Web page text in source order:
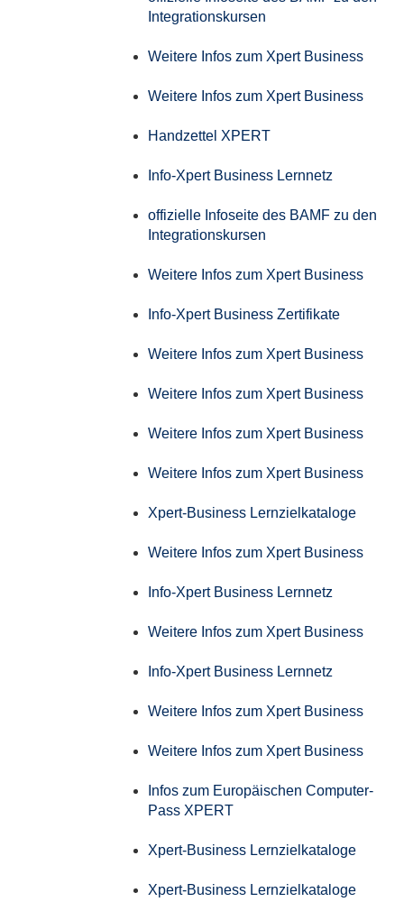
Integrationskursen
Weitere Infos zum Xpert Business
Weitere Infos zum Xpert Business
Handzettel XPERT
Info-Xpert Business Lernnetz
offizielle Infoseite des BAMF zu den
Integrationskursen
Weitere Infos zum Xpert Business
Info-Xpert Business Zertifikate
Weitere Infos zum Xpert Business
Weitere Infos zum Xpert Business
Weitere Infos zum Xpert Business
Weitere Infos zum Xpert Business
Xpert-Business Lernzielkataloge
Weitere Infos zum Xpert Business
Info-Xpert Business Lernnetz
Weitere Infos zum Xpert Business
Info-Xpert Business Lernnetz
Weitere Infos zum Xpert Business
Weitere Infos zum Xpert Business
Infos zum Europäischen Computer-
Pass XPERT
Xpert-Business Lernzielkataloge
Xpert-Business Lernzielkataloge